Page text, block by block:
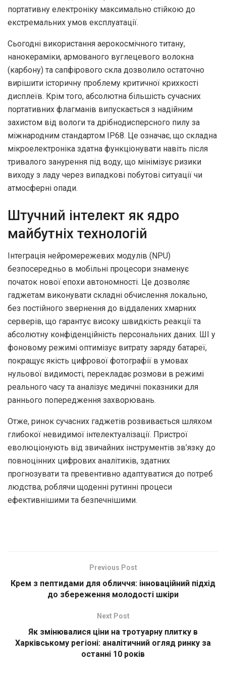
портативну електроніку максимально стійкою до
екстремальних умов експлуатації.
Сьогодні використання аерокосмічного титану,
нанокераміки, армованого вуглецевого волокна
(карбону) та сапфірового скла дозволило остаточно
вирішити історичну проблему критичної крихкості
дисплеїв. Крім того, абсолютна більшість сучасних
портативних флагманів випускається з надійним
захистом від вологи та дрібнодисперсного пилу за
міжнародним стандартом IP68. Це означає, що складна
мікроелектроніка здатна функціонувати навіть після
тривалого занурення під воду, що мінімізує ризики
виходу з ладу через випадкові побутові ситуації чи
атмосферні опади.
Штучний інтелект як ядро
майбутніх технологій
Інтеграція нейромережевих модулів (NPU)
безпосередньо в мобільні процесори знаменує
початок нової епохи автономності. Це дозволяє
гаджетам виконувати складні обчислення локально,
без постійного звернення до віддалених хмарних
серверів, що гарантує високу швидкість реакції та
абсолютну конфіденційність персональних даних. ШІ у
фоновому режимі оптимізує витрату заряду батареї,
покращує якість цифрової фотографії в умовах
нульової видимості, перекладає розмови в режимі
реального часу та аналізує медичні показники для
раннього попередження захворювань.
Отже, ринок сучасних гаджетів розвивається шляхом
глибокої невидимої інтелектуалізації. Пристрої
еволюціонують від звичайних інструментів зв’язку до
повноцінних цифрових аналітиків, здатних
прогнозувати та превентивно адаптуватися до потреб
людства, роблячи щоденні рутинні процеси
ефективнішими та безпечнішими.
Previous Post
Крем з пептидами для обличчя: інноваційний підхід
до збереження молодості шкіри
Next Post
Як змінювалися ціни на тротуарну плитку в
Харківському регіоні: аналітичний огляд ринку за
останні 10 років